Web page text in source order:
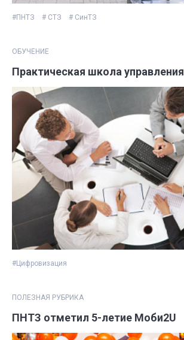
#ПНТЗ # СТЗ # СинТЗ
ОБУЧЕНИЕ
Практическая школа управления
#Цифровизация
ПОЛЕЗНАЯ РУБРИКА
ПНТЗ отметил 5-летие Моби2U